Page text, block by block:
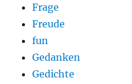
Frage
Freude
fun
Gedanken
Gedichte